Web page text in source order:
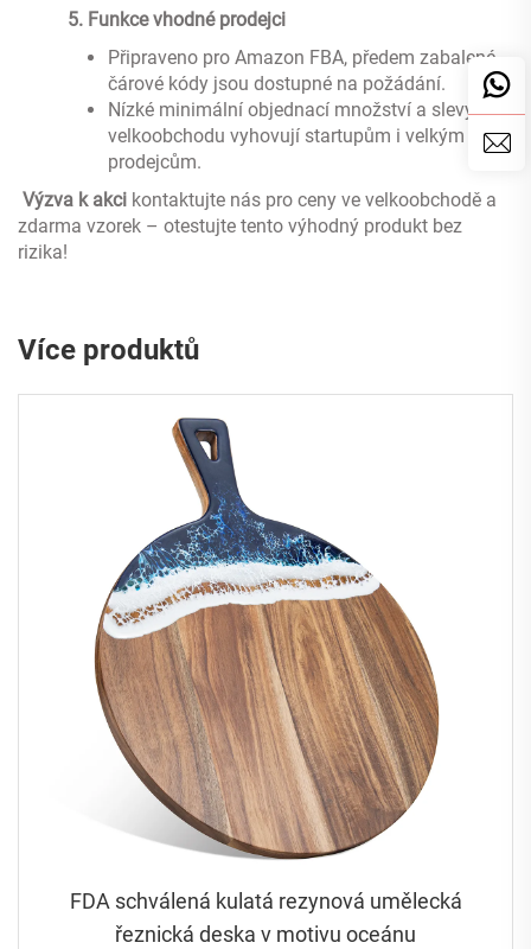
5. Funkce vhodné prodejci
Připraveno pro Amazon FBA, předem zabalené
čárové kódy jsou dostupné na požádání.
Nízké minimální objednací množství a slevy z
velkoobchodu vyhovují startupům i velkým
prodejcům.
Výzva k akci kontaktujte nás pro ceny ve velkoobchodě a
zdarma vzorek – otestujte tento výhodný produkt bez
rizika!
Více produktů
FDA schválená kulatá rezynová umělecká
řeznická deska v motivu oceánu